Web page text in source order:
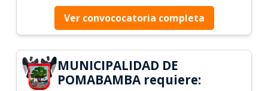
Ver convococatoria completa
MUNICIPALIDAD DE
POMABAMBA requiere: